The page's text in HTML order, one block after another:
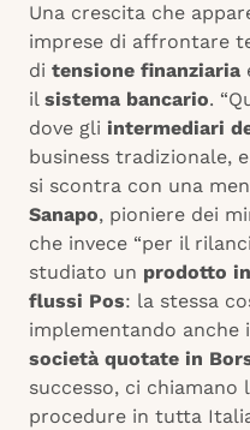
Una crescita che
imprese di affrontare
di tensione finanziaria
il sistema bancario.
dove gli intermediari
business tradizionale,
si scontra con una
Sanapo, pioniere dei
che invece “per il
studiato un prodotto
flussi Pos: la stessa
implementando anche
società quotate in
successo, ci
procedure in tutta